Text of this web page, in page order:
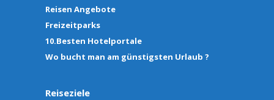
Reisen Angebote
Freizeitparks
10.Besten Hotelportale
Wo bucht man am günstigsten Urlaub ?
Reiseziele